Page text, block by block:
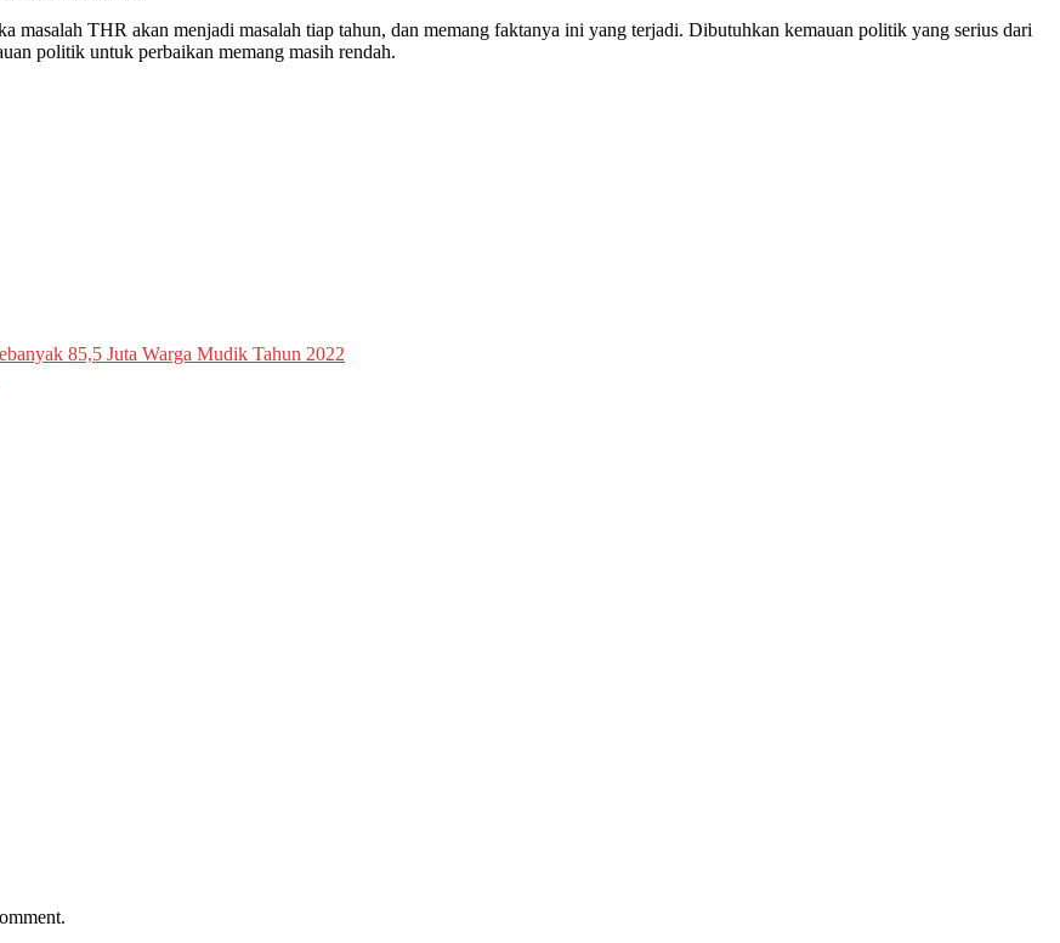
masalah THR akan menjadi masalah tiap tahun, dan memang faktanya ini yang terjadi. Dibutuhkan kemauan politik yang serius dari
politik untuk perbaikan memang masih rendah.
85,5 Juta Warga Mudik Tahun 2022